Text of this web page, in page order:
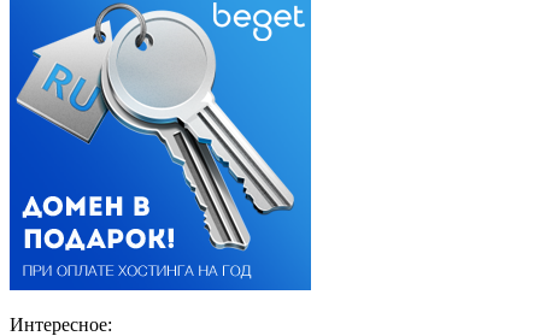
Интересное: